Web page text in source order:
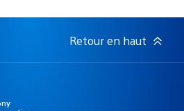
Retour en haut